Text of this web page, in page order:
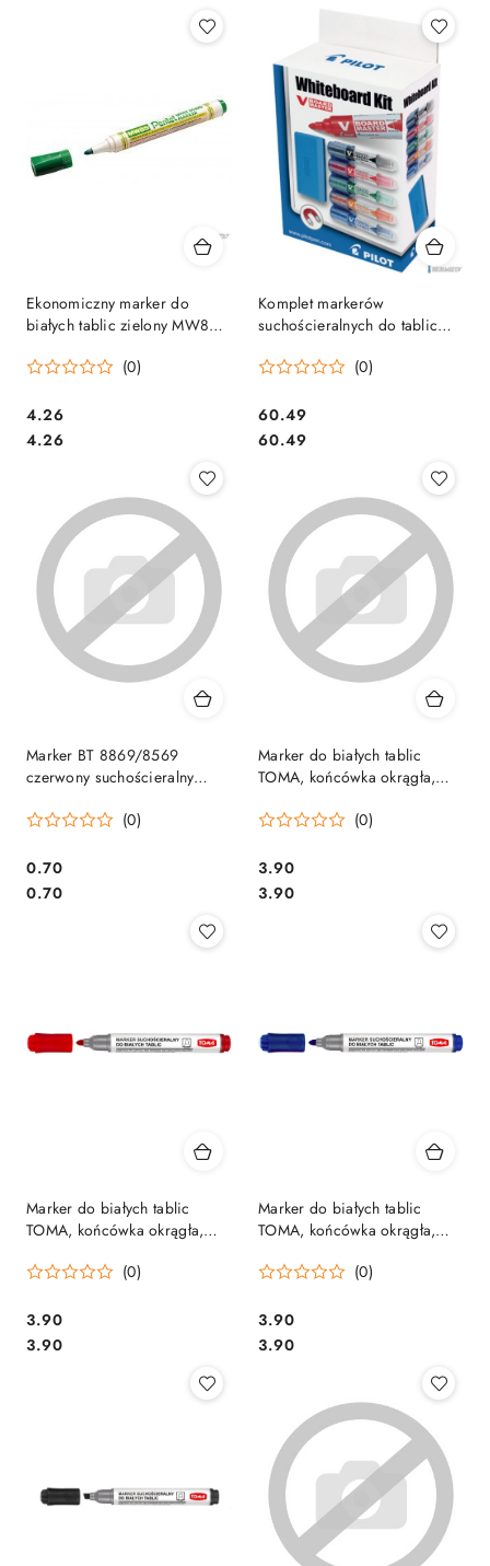
Ekonomiczny marker do
białych tablic zielony MW85-
(0)
Cena:
4.26
Cena:
4.26
Komplet markerów
suchościeralnych do tablic
gąbka + holder) V-BOARD
(0)
Cena:
60.49
Cena:
60.49
Marker BT 8869/8569
czerwony suchościeralny
(0)
Cena:
0.70
Cena:
0.70
Marker do białych tablic
TOMA, końcówka okrągła,
suchościeralny(0)
Cena:
3.90
Cena:
3.90
Marker do białych tablic
TOMA, końcówka okrągła,
(0)
Cena:
3.90
Cena:
3.90
Marker do białych tablic
TOMA, końcówka okrągła,
(0)
Cena:
3.90
Cena:
3.90